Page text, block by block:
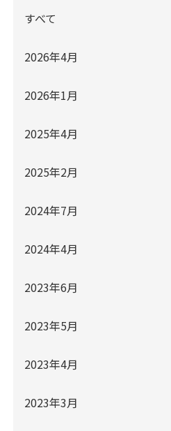
すべて
2026年4月
2026年1月
2025年4月
2025年2月
2024年7月
2024年4月
2023年6月
2023年5月
2023年4月
2023年3月